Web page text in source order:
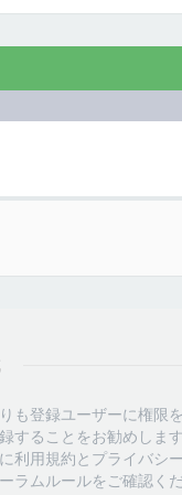
も登録ユーザーに権限
することをお勧めしま
利用規約とプライバシ
ラムルールをご確認くだ